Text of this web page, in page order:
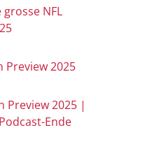
NFL
Preview 2025
Preview 2025 |
Ende